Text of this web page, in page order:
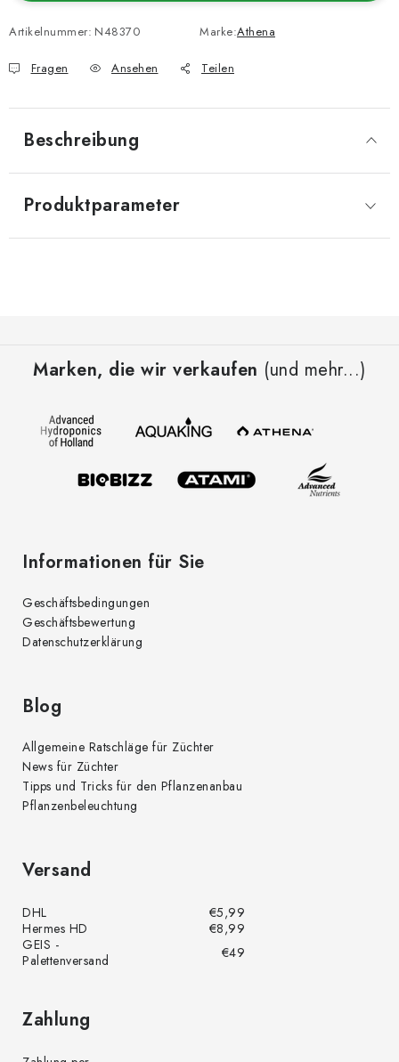
Artikelnummer: N48370 Marke:Athena
Fragen Ansehen Teilen
Beschreibung
Produktparameter
Marken, die wir verkaufen (und mehr...)
Informationen für Sie
Geschäftsbedingungen
Geschäftsbewertung
Datenschutzerklärung
Blog
Allgemeine Ratschläge für Züchter
News für Züchter
Tipps und Tricks für den Pflanzenanbau
Pflanzenbeleuchtung
Versand
DHL
€5,99
Hermes HD
€8,99
GEIS -
Palettenversand
€49
Zahlung